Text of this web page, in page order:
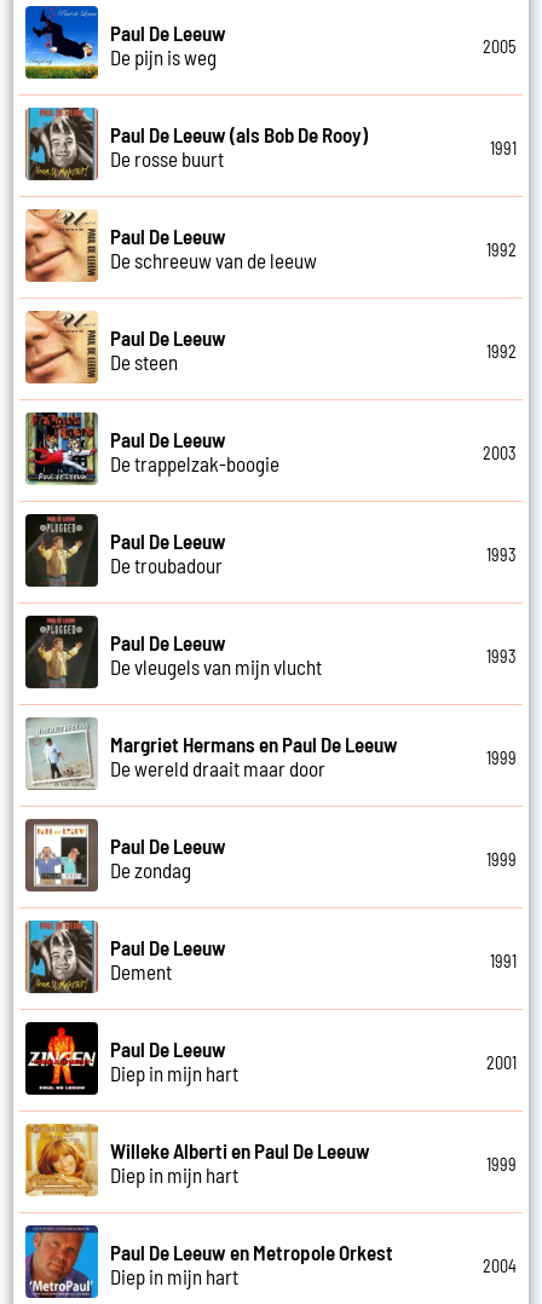
Paul De Leeuw
De pijn is weg
2005
Paul De Leeuw (als Bob De Rooy)
De rosse buurt
1991
Paul De Leeuw
De schreeuw van de leeuw
1992
Paul De Leeuw
De steen
1992
Paul De Leeuw
De trappelzak-boogie
2003
Paul De Leeuw
De troubadour
1993
Paul De Leeuw
De vleugels van mijn vlucht
1993
Margriet Hermans en Paul De Leeuw
De wereld draait maar door
1999
Paul De Leeuw
De zondag
1999
Paul De Leeuw
Dement
1991
Paul De Leeuw
Diep in mijn hart
2001
Willeke Alberti en Paul De Leeuw
Diep in mijn hart
1999
Paul De Leeuw en Metropole Orkest
Diep in mijn hart
2004